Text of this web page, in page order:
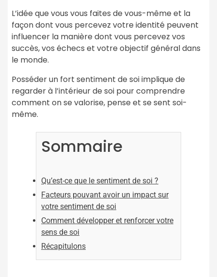
L’idée que vous vous faites de vous-même et la
façon dont vous percevez votre identité peuvent
influencer la manière dont vous percevez vos
succès, vos échecs et votre objectif général dans
le monde.
Posséder un fort sentiment de soi implique de
regarder à l’intérieur de soi pour comprendre
comment on se valorise, pense et se sent soi-
même.
Sommaire
Qu’est-ce que le sentiment de soi ?
Facteurs pouvant avoir un impact sur
votre sentiment de soi
Comment développer et renforcer votre
sens de soi
Récapitulons